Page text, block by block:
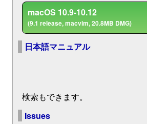
macOS 10.9-10.12
(9.1 release, macvim, 20.8MB DMG)
日本語マニュアル
検索もできます。
Issues